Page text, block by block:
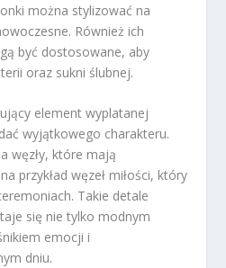
można stylizować na
Również ich
być dostosowane, aby
oraz sukni ślubnej.
element wyplatanej
wyjątkowego charakteru.
węzły, które mają
przykład węzeł miłości, który
Takie detale
się nie tylko modnym
emocji i
dniu.